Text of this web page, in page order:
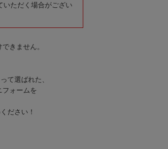
いただく場合がござい
きません。
て選ばれた、
フォームを
ださい！